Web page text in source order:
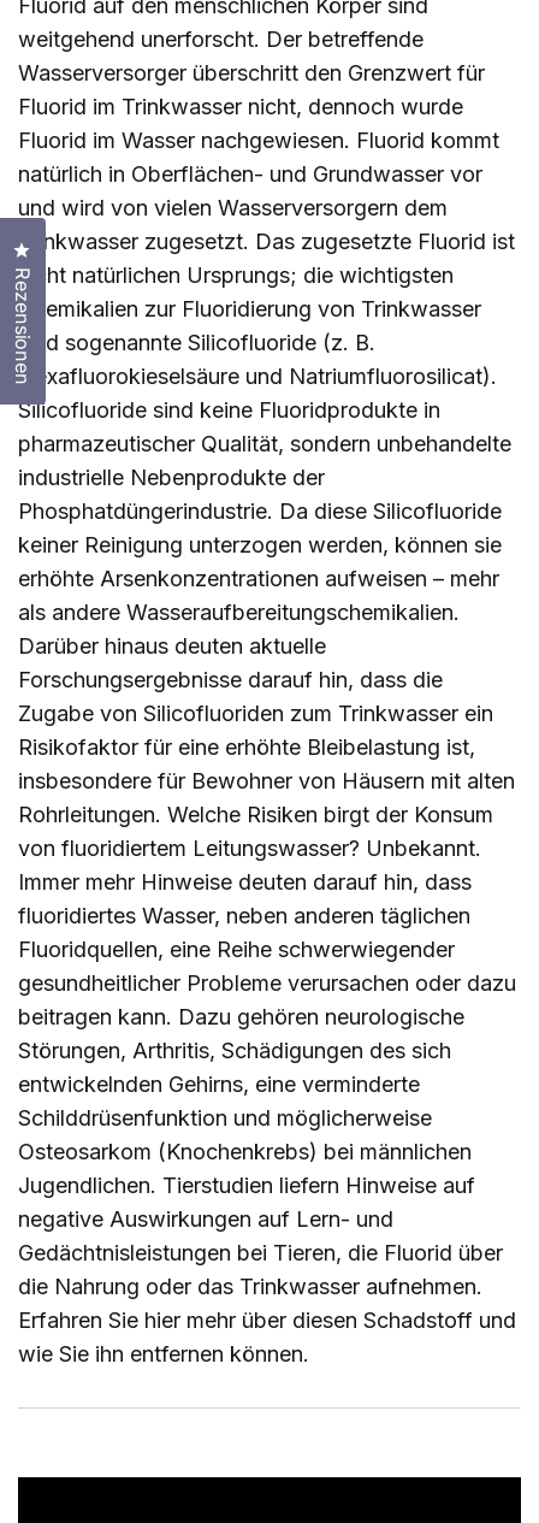
weitgehend unerforscht. Der betreffende
Wasserversorger überschritt den Grenzwert für
Fluorid im Trinkwasser nicht, dennoch wurde
Fluorid im Wasser nachgewiesen. Fluorid kommt
natürlich in Oberflächen- und Grundwasser vor
und wird von vielen Wasserversorgern dem
Trinkwasser zugesetzt. Das zugesetzte Fluorid ist
nicht natürlichen Ursprungs; die wichtigsten
Chemikalien zur Fluoridierung von Trinkwasser
sind sogenannte Silicofluoride (z. B.
Hexafluorokieselsäure und Natriumfluorosilicat).
Silicofluoride sind keine Fluoridprodukte in
pharmazeutischer Qualität, sondern unbehandelte
industrielle Nebenprodukte der
Phosphatdüngerindustrie. Da diese Silicofluoride
keiner Reinigung unterzogen werden, können sie
erhöhte Arsenkonzentrationen aufweisen – mehr
als andere Wasseraufbereitungschemikalien.
Darüber hinaus deuten aktuelle
Forschungsergebnisse darauf hin, dass die
Zugabe von Silicofluoriden zum Trinkwasser ein
Risikofaktor für eine erhöhte Bleibelastung ist,
insbesondere für Bewohner von Häusern mit alten
Rohrleitungen. Welche Risiken birgt der Konsum
von fluoridiertem Leitungswasser? Unbekannt.
Immer mehr Hinweise deuten darauf hin, dass
fluoridiertes Wasser, neben anderen täglichen
Fluoridquellen, eine Reihe schwerwiegender
gesundheitlicher Probleme verursachen oder dazu
beitragen kann. Dazu gehören neurologische
Störungen, Arthritis, Schädigungen des sich
entwickelnden Gehirns, eine verminderte
Schilddrüsenfunktion und möglicherweise
Osteosarkom (Knochenkrebs) bei männlichen
Jugendlichen. Tierstudien liefern Hinweise auf
negative Auswirkungen auf Lern- und
Gedächtnisleistungen bei Tieren, die Fluorid über
die Nahrung oder das Trinkwasser aufnehmen.
Erfahren Sie hier mehr über diesen Schadstoff und
wie Sie ihn entfernen können.
Rezensionen
Klicken Sie, um den Bewertungsdialog zu öffnen